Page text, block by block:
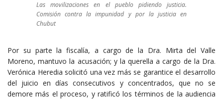
Las movilizaciones en el pueblo pidiendo justicia.
Comisión contra la impunidad y por la justicia en
Chubut
Por su parte la fiscalía, a cargo de la Dra. Mirta del Valle
Moreno, mantuvo la acusación; y la querella a cargo de la Dra.
Verónica Heredia solicitó una vez más se garantice el desarrollo
del juicio en días consecutivos y concentrados, que no se
demore más el proceso, y ratificó los términos de la audiencia